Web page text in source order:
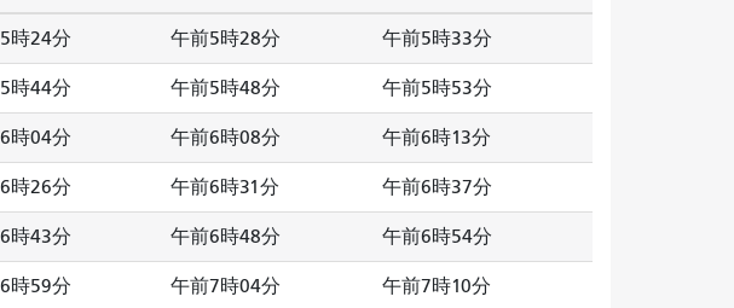
時24分 午前5時28分 午前5時33分
時44分 午前5時48分 午前5時53分
時04分 午前6時08分 午前6時13分
時26分 午前6時31分 午前6時37分
時43分 午前6時48分 午前6時54分
時59分 午前7時04分 午前7時10分